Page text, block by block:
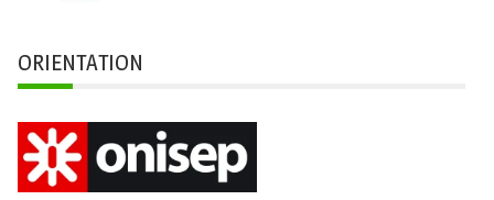
ORIENTATION